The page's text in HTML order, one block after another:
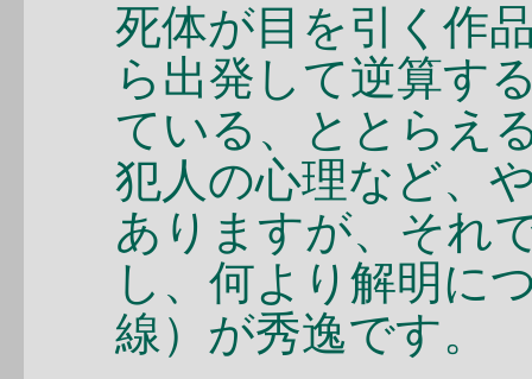
死体が目を引く作
ら出発して逆算す
ている、ととらえ
犯人の心理など、
ありますが、それ
し、何より解明に
線）が秀逸です。